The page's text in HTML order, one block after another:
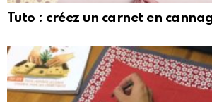
Tuto : créez un carnet en